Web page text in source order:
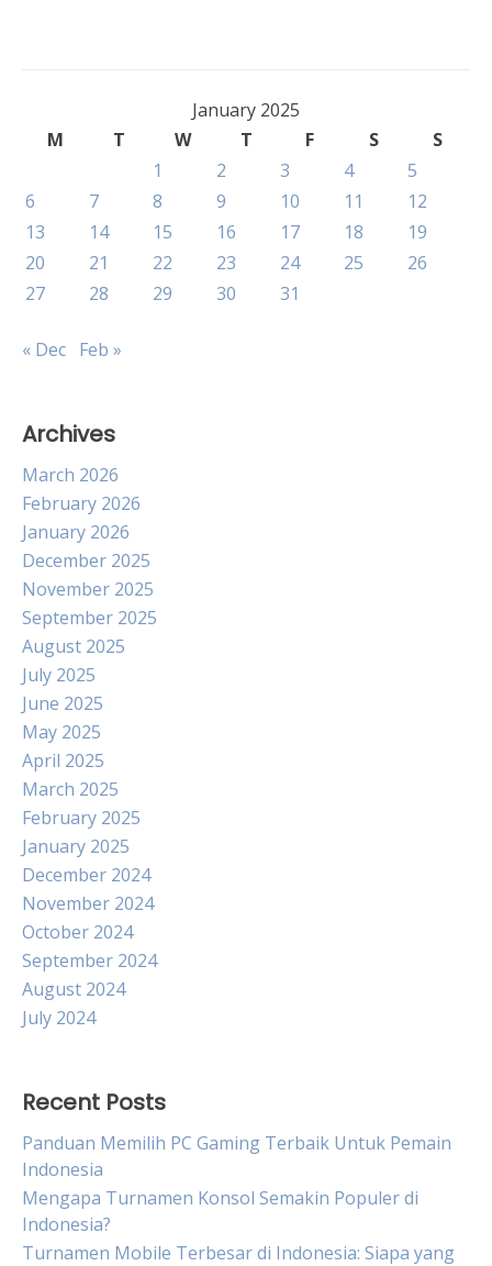
January 2025
M
T W T F S
S
1
2 3 4
5
6
7 8 9 10 11
12
13
14 15 16 17 18
19
20
21 22 23 24 25
26
27
28 29 30 31
« Dec Feb »
Archives
March 2026
February 2026
January 2026
December 2025
November 2025
September 2025
August 2025
July 2025
June 2025
May 2025
April 2025
March 2025
February 2025
January 2025
December 2024
November 2024
October 2024
September 2024
August 2024
July 2024
Recent Posts
Panduan Memilih PC Gaming Terbaik Untuk Pemain
Indonesia
Mengapa Turnamen Konsol Semakin Populer di
Indonesia?
Turnamen Mobile Terbesar di Indonesia: Siapa yang